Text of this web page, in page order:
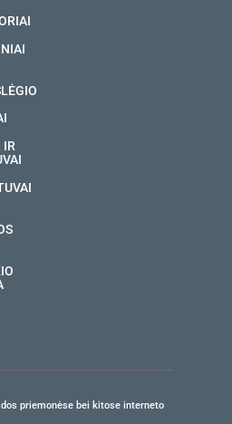
IR
priemonėse bei kitose interneto